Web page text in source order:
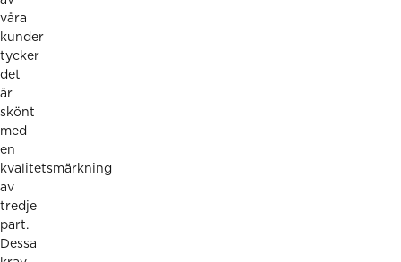
våra
kunder
tycker
det
är
skönt
med
en
kvalitetsmärkning
av
tredje
part.
Dessa